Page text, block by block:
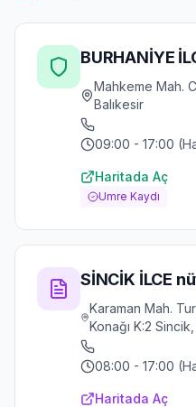
BURHANİYE
Mahkeme Mah.
Balıkesir
09:00 - 17:00
Haritada Aç
Umre Kaydı
SİNCİK İLCE
Karaman Mah.
Konağı K:2
08:00 - 17:00
Haritada Aç